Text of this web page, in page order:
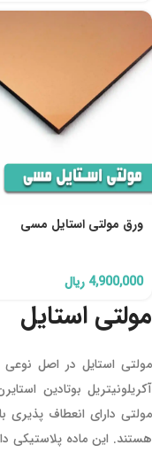
ورق مولتی استایل مسی
4,900,000 ریال
مولتی استایل
مولتی استایل در اصل
آکریلونیتریل بوتادین
مولتی دارای انعطاف پذیری
هستند. این ماده پلاستیکی